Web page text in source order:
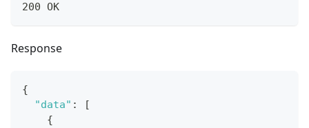
200 OK
Response
{
"data" :
[
{